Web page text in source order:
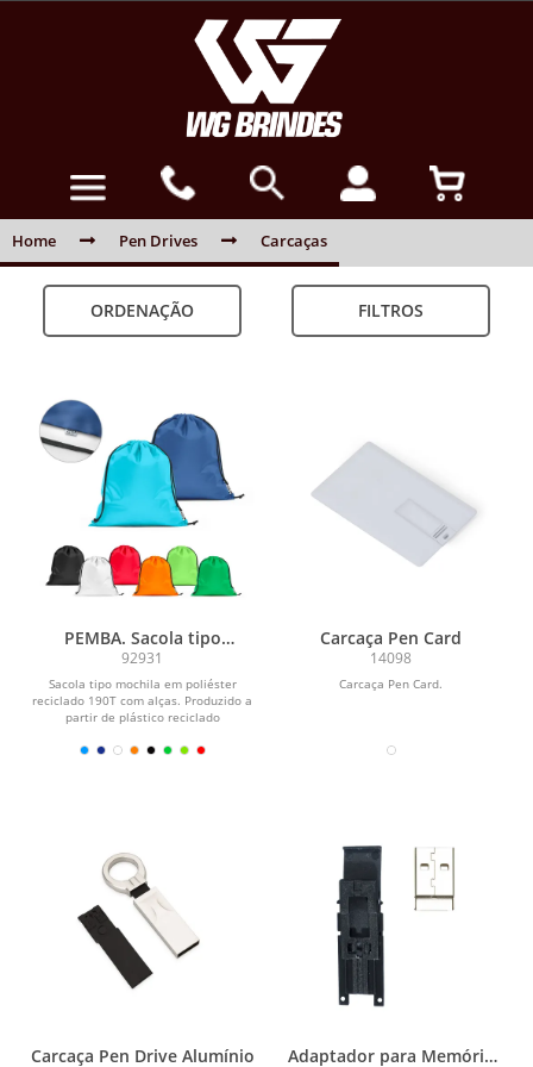
Home Pen Drives Carcaças
ORDENAÇÃO FILTROS
PEMBA. Sacola tipo
mochila em poliéster
reciclado 190T, produzida a
partir de plástico reciclado
92931
Sacola tipo mochila em poliéster
reciclado 190T com alças. Produzido a
partir de plástico reciclado
Carcaça Pen Card
14098
Carcaça Pen Card.
Carcaça Pen Drive Alumínio
Adaptador para Memória